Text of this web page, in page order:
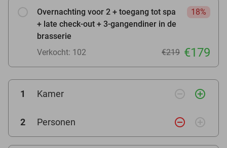
Overnachting voor 2 + toegang tot spa
+ late check-out + 3-gangendiner in de
brasserie
18%
Verkocht: 102 €219 €179
1 Kamer remove_circle_outline add_circle_outline
2 Personen remove_circle_outline add_circle_outline